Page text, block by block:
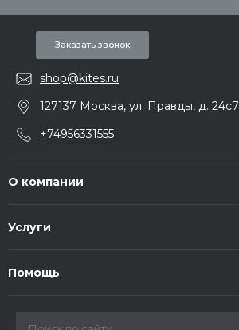
Заказать звонок
shop@kites.ru
127137 Москва, ул. Правды, д. 24с7
+74956331555
О компании
Услуги
Помощь